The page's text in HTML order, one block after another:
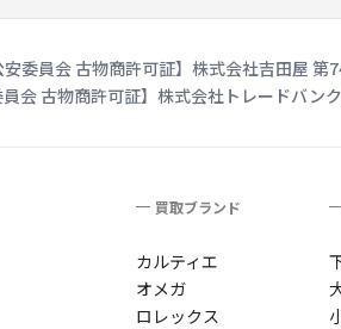
りしま
安委員会 古物商許可証】 株式会社吉田屋 第
会 古物商許可証】 株式会社トレードバン
買取ブランド
カルティエ
オメガ
ロレックス